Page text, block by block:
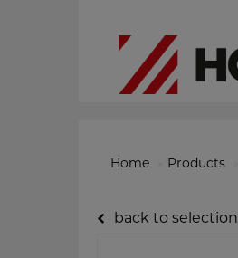
Home Products
back to selection